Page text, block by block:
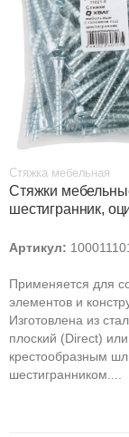
Стяжка мебельная
Стяжки
шестигранник,
Артикул:
Применяется для
элементов и
Изготовлена из
плоский (Direct)
крестообразным
шестигранником....